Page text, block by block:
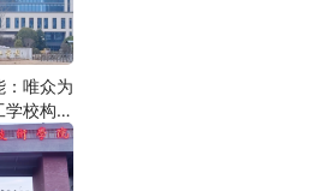
：唯众为
校构建
体化网